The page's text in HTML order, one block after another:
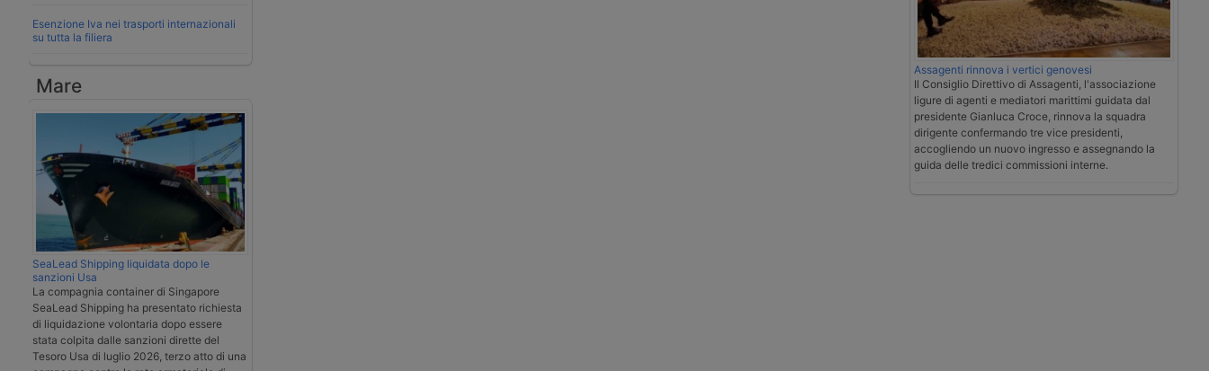
Esenzione Iva nei trasporti internazionali
su tutta la filiera
Mare
SeaLead Shipping liquidata dopo le
sanzioni Usa
La compagnia container di Singapore
SeaLead Shipping ha presentato richiesta
di liquidazione volontaria dopo essere
stata colpita dalle sanzioni dirette del
Tesoro Usa di luglio 2026, terzo atto di una
Assagenti rinnova i vertici genovesi
Il Consiglio Direttivo di Assagenti, l'associazione
ligure di agenti e mediatori marittimi guidata dal
presidente Gianluca Croce, rinnova la squadra
dirigente confermando tre vice presidenti,
accogliendo un nuovo ingresso e assegnando la
guida delle tredici commissioni interne.